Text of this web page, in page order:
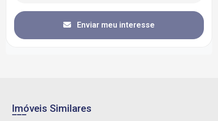
Enviar meu interesse
Imóveis Similares